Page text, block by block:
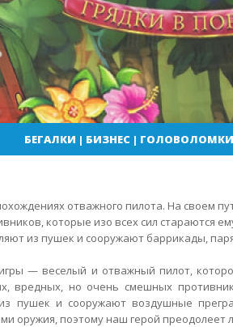
БЕГАЛКИ | БИЗНЕС| ГОЛОВОЛОМКИ
отважного пилота. На своем
которые изо всех сил стараются
из пушек и сооружают баррикады,
— веселый и отважный пилот,
вредных, но очень смешных
пушек и сооружают воздушные
оружия, поэтому наш герой преодолеет